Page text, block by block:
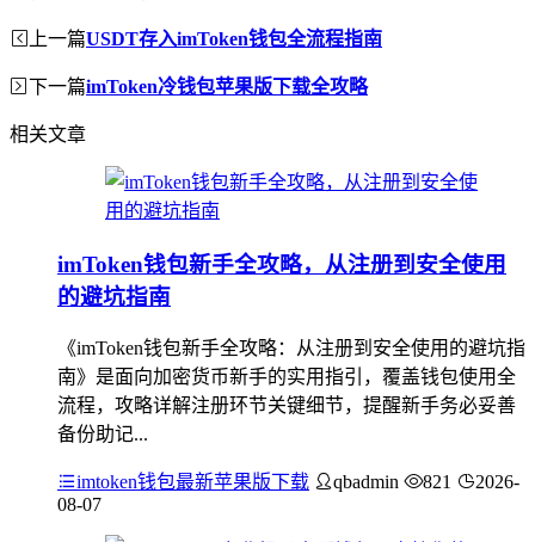
上一篇USDT存入imToken钱包全流程指南
下一篇imToken冷钱包苹果版下载全攻略
相关文章
imToken钱包新手全攻略，从注册到安全使用
的避坑指南
《imToken钱包新手全攻略：从注册到安全使用的避坑指
南》是面向加密货币新手的实用指引，覆盖钱包使用全
流程，攻略详解注册环节关键细节，提醒新手务必妥善
备份助记...
imtoken钱包最新苹果版下载 qbadmin 821
2026-
08-07